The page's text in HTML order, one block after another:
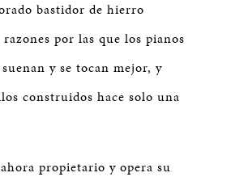
bastidor de hierro
por las que los pianos
y se tocan mejor, y
construidos hace solo una
propietario y opera su